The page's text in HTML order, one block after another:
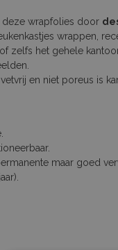
deze wrapfolies door
wrappen,
zelfs het gehele
en niet poreus is
maar goed